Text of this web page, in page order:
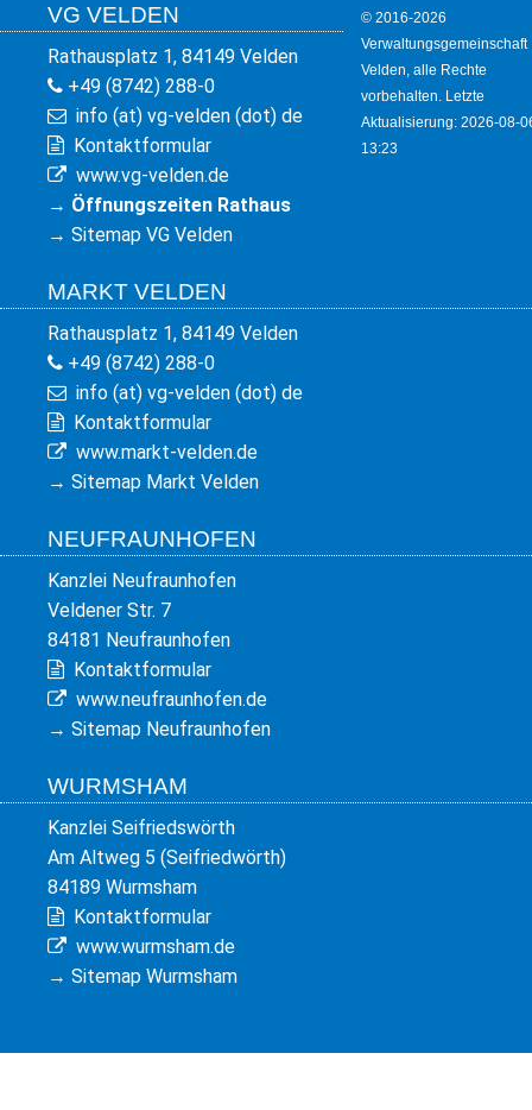
VG VELDEN
Rathausplatz 1, 84149 Velden
+49 (8742) 288-0
info (at) vg-velden (dot) de
Kontaktformular
www.vg-velden.de
→ Öffnungszeiten Rathaus
→ Sitemap VG Velden
MARKT VELDEN
Rathausplatz 1, 84149 Velden
+49 (8742) 288-0
info (at) vg-velden (dot) de
Kontaktformular
www.markt-velden.de
→ Sitemap Markt Velden
NEUFRAUNHOFEN
Kanzlei Neufraunhofen
Veldener Str. 7
84181 Neufraunhofen
Kontaktformular
www.neufraunhofen.de
→ Sitemap Neufraunhofen
WURMSHAM
Kanzlei Seifriedswörth
Am Altweg 5 (Seifriedwörth)
84189 Wurmsham
Kontaktformular
www.wurmsham.de
→ Sitemap Wurmsham
© 2016-2026
Verwaltungsgemeinschaft
Velden, alle Rechte
vorbehalten. Letzte
Aktualisierung: 2026-08-
13:23